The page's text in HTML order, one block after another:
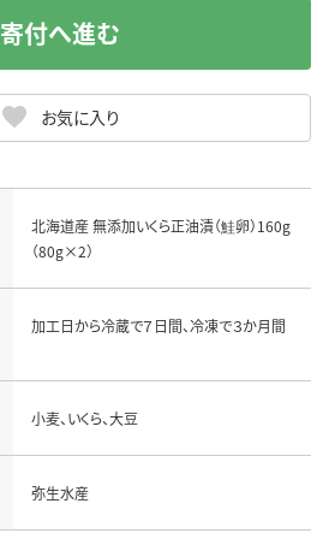
お気に入り
寄付へ進む
北海道産 無添加いくら正油漬（鮭卵）160g
（80g×2）
加工日から冷蔵で７日間、冷凍で３か月間
小麦、いくら、大豆
弥生水産